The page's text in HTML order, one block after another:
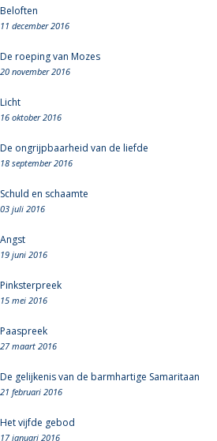
Beloften
11 december 2016
De roeping van Mozes
20 november 2016
Licht
16 oktober 2016
De ongrijpbaarheid van de liefde
18 september 2016
Schuld en schaamte
03 juli 2016
Angst
19 juni 2016
Pinksterpreek
15 mei 2016
Paaspreek
27 maart 2016
De gelijkenis van de barmhartige Samaritaan
21 februari 2016
Het vijfde gebod
17 januari 2016